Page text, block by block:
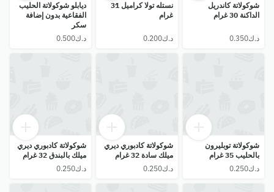
شوكولاتة كاندريل
الداكنة 30 غرام
نستله تولا كراميل 31
غرام
⁦د.ك0.200⁩
ديابلو شوكولاتة الحليب
الفقاعية بدون إضافة
سكر
شوكولاتة توبليرون
بالحليب 35 غرام
شوكولاتة كادبوري ديري
ميلك سادة 32 غرام
⁦د.ك0.250⁩
شوكولاتة كادبوري ديري
ميلك بالبندق 32 غرام